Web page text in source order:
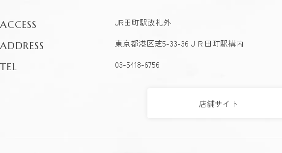
ACCESS JR田町駅改札外
ADDRESS 東京都港区芝5-33-36ＪＲ田町駅構内
TEL 03-5418-6756
店舗サイト